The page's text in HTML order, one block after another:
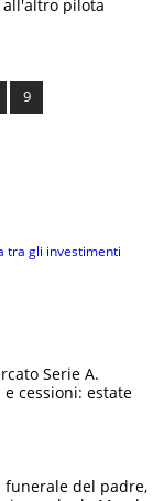
all'altro pilota
9
tra gli investimenti
Serie A.
cessioni: estate
funerale del padre,